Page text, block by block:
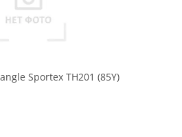
Sportex TH201 (85Y)